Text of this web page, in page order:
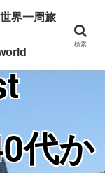
my 40's
代か
界一周旅
検索